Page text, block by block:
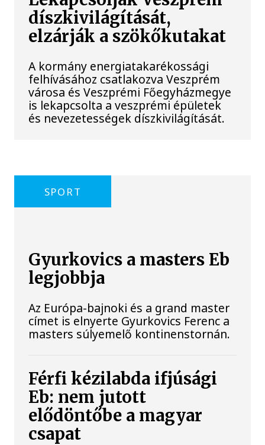
díszkivilágítását,
elzárják a szökőkutakat
A kormány energiatakarékossági
felhívásához csatlakozva Veszprém
városa és Veszprémi Főegyházmegye
is lekapcsolta a veszprémi épületek
és nevezetességek díszkivilágítását.
SPORT
Gyurkovics a masters Eb
legjobbja
Az Európa-bajnoki és a grand master
címet is elnyerte Gyurkovics Ferenc a
masters súlyemelő kontinenstornán.
Férfi kézilabda ifjúsági
Eb: nem jutott
elődöntőbe a magyar
csapat